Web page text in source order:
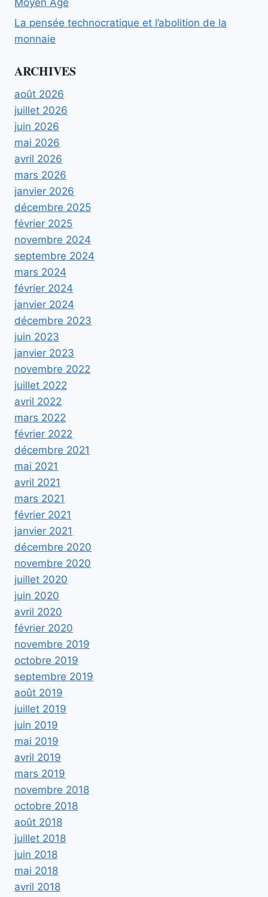
Moyen Âge
La pensée technocratique et l’abolition de la
monnaie
ARCHIVES
août 2026
juillet 2026
juin 2026
mai 2026
avril 2026
mars 2026
janvier 2026
décembre 2025
février 2025
novembre 2024
septembre 2024
mars 2024
février 2024
janvier 2024
décembre 2023
juin 2023
janvier 2023
novembre 2022
juillet 2022
avril 2022
mars 2022
février 2022
décembre 2021
mai 2021
avril 2021
mars 2021
février 2021
janvier 2021
décembre 2020
novembre 2020
juillet 2020
juin 2020
avril 2020
février 2020
novembre 2019
octobre 2019
septembre 2019
août 2019
juillet 2019
juin 2019
mai 2019
avril 2019
mars 2019
novembre 2018
octobre 2018
août 2018
juillet 2018
juin 2018
mai 2018
avril 2018